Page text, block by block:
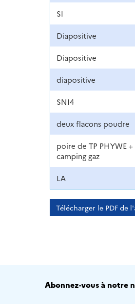
SI
Diapositive
Diapositive
diapositive
SNI4
deux flacons poudre
poire de TP PHYWE
camping gaz
LA
Télécharger le PDF de
Abonnez-vous à notre